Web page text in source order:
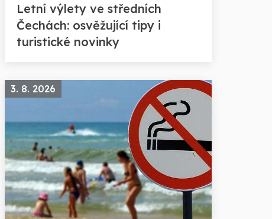
Letní výlety ve středních
Čechách: osvěžující tipy i
turistické novinky
3. 8. 2026